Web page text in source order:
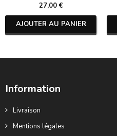
27,00 €
AJOUTER AU PANIER
Information
Livraison
Mentions légales